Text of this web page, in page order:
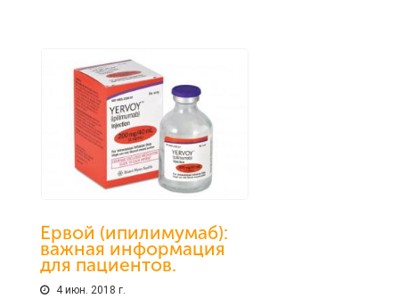
Ервой (ипилимумаб):
важная информация
для пациентов.
4 июн. 2018 г.